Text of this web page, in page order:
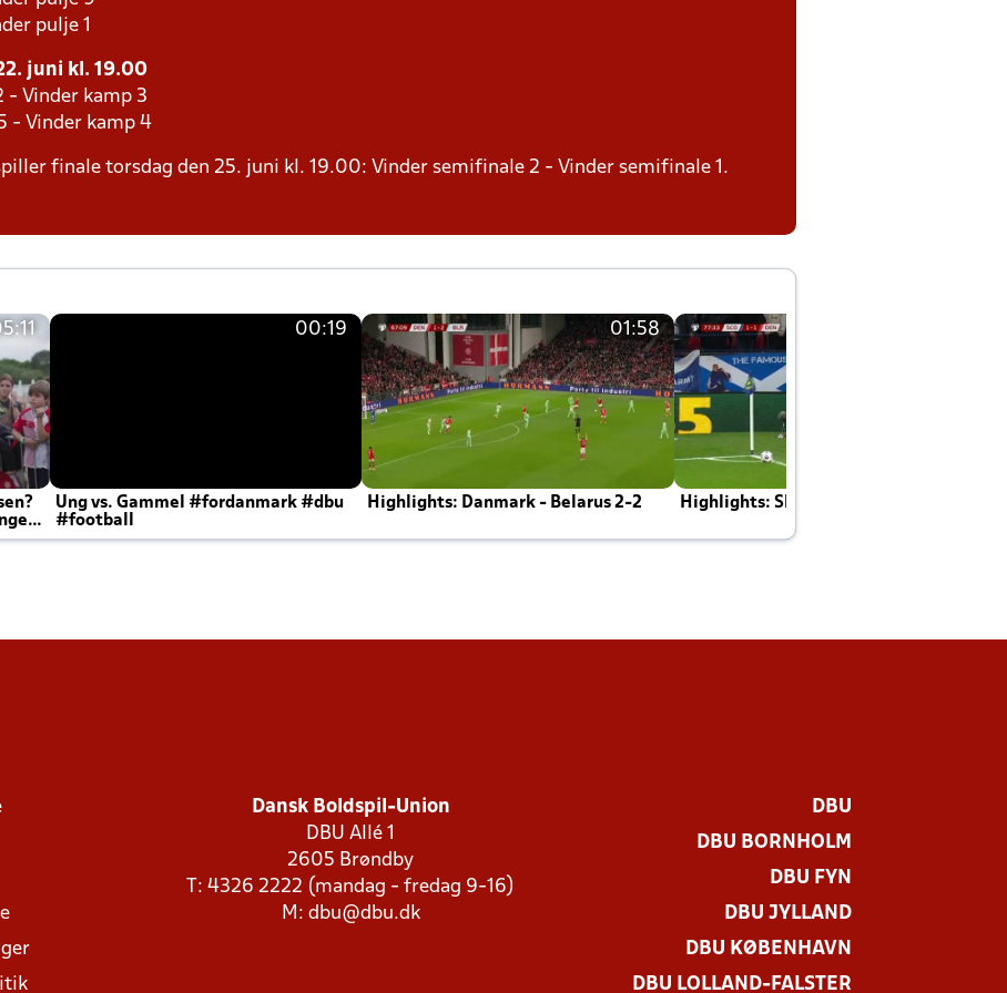
pulje 1
juni kl. 19.00
- Vinder kamp 3
- Vinder kamp 4
finale torsdag den 25. juni kl. 19.00: Vinder semifinale 2 - Vinder semifinale 1.
00:19
Ung vs. Gammel #fordanmark #dbu
#football
01:58
Highlights: Danmark - Belarus 2-2 Highlights: Skotland - Danmark 4-2
Dansk Boldspil-Union
DBU Allé 1
2605 Brøndby
T: 4326 2222 (mandag - fredag 9-16)
M: dbu@dbu.dk
DBU
DBU BORNHOLM
DBU FYN
DBU JYLLAND
DBU KØBENHAVN
DBU LOLLAND-FALSTER